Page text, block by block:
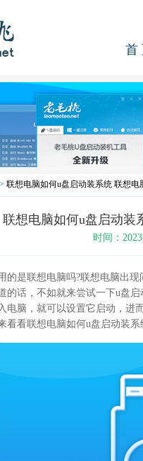
首
联想电脑如何u盘启动装系统 联想电
联想电脑如何u盘启动装
时间：
的是联想电脑吗?联想电脑出
的话，不如就来尝试一下u盘
电脑，就可以设置它启动，进
看看联想电脑如何u盘启动装系